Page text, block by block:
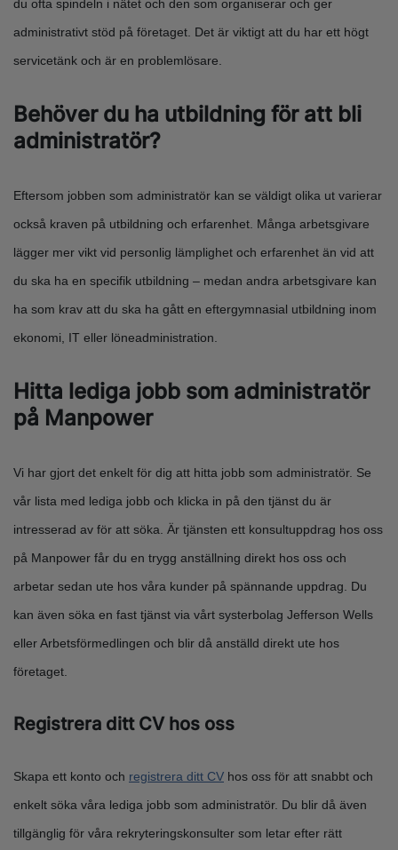
du ofta spindeln i nätet och den som organiserar och ger
administrativt stöd på företaget. Det är viktigt att du har ett högt
servicetänk och är en problemlösare.
Behöver du ha utbildning för att bli
administratör?
Eftersom jobben som administratör kan se väldigt olika ut varierar
också kraven på utbildning och erfarenhet. Många arbetsgivare
lägger mer vikt vid personlig lämplighet och erfarenhet än vid att
du ska ha en specifik utbildning – medan andra arbetsgivare kan
ha som krav att du ska ha gått en eftergymnasial utbildning inom
ekonomi, IT eller löneadministration.
Hitta lediga jobb som administratör
på Manpower
Vi har gjort det enkelt för dig att hitta jobb som administratör. Se
vår lista med lediga jobb och klicka in på den tjänst du är
intresserad av för att söka. Är tjänsten ett konsultuppdrag hos oss
på Manpower får du en trygg anställning direkt hos oss och
arbetar sedan ute hos våra kunder på spännande uppdrag. Du
kan även söka en fast tjänst via vårt systerbolag Jefferson Wells
eller Arbetsförmedlingen och blir då anställd direkt ute hos
företaget.
Registrera ditt CV hos oss
Skapa ett konto och registrera ditt CV hos oss för att snabbt och
enkelt söka våra lediga jobb som administratör. Du blir då även
tillgänglig för våra rekryteringskonsulter som letar efter rätt